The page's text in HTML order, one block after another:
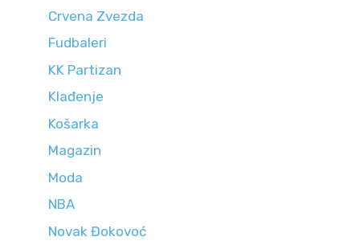
Crvena Zvezda
Fudbaleri
KK Partizan
Klađenje
Košarka
Magazin
Moda
NBA
Novak Đokovoć